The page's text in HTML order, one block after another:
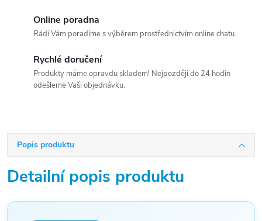
Online poradna
Rádi Vám poradíme s výběrem prostřednictvím online chatu.
Rychlé doručení
Produkty máme opravdu skladem! Nejpozději do 24 hodin
odešleme Vaši objednávku.
Popis produktu
Detailní popis produktu